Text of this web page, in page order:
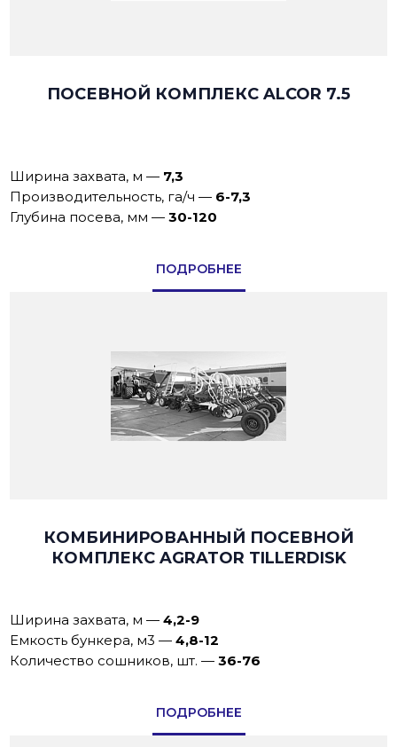
ПОСЕВНОЙ КОМПЛЕКС ALCOR 7.5
Ширина захвата, м — 7,3
Производительность, га/ч — 6-7,3
Глубина посева, мм —30-120
ПОДРОБНЕЕ
КОМБИНИРОВАННЫЙ ПОСЕВНОЙ
КОМПЛЕКС AGRATOR TILLERDISK
Ширина захвата, м —4,2-9
Емкость бункера, м3 —4,8-12
Количество сошников, шт. —36-76
ПОДРОБНЕЕ